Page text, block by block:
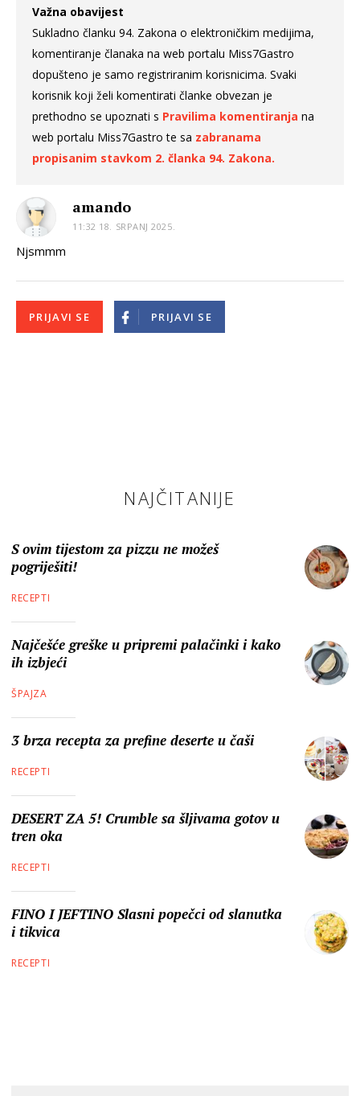
Važna obavijest
Sukladno članku 94. Zakona o elektroničkim medijima,
komentiranje članaka na web portalu Miss7Gastro
dopušteno je samo registriranim korisnicima. Svaki
korisnik koji želi komentirati članke obvezan je
prethodno se upoznati s Pravilima komentiranja na
web portalu Miss7Gastro te sa zabranama
propisanim stavkom 2. članka 94. Zakona.
amando
11:32 18. SRPANJ 2025.
Njsmmm
PRIJAVI SE PRIJAVI SE
NAJČITANIJE
S ovim tijestom za pizzu ne možeš
pogriješiti!
RECEPTI
Najčešće greške u pripremi palačinki i kako
ih izbjeći
ŠPAJZA
3 brza recepta za prefine deserte u čaši
RECEPTI
DESERT ZA 5! Crumble sa šljivama gotov u
tren oka
RECEPTI
FINO I JEFTINO Slasni popečci od slanutka
i tikvica
RECEPTI